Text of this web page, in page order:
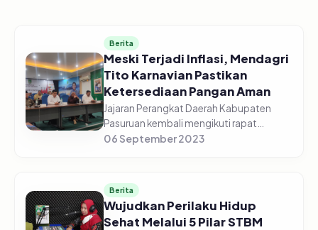
Berita
Meski Terjadi Inflasi, Mendagri
Tito Karnavian Pastikan
Ketersediaan Pangan Aman
Jajaran Perangkat Daerah Kabupaten
Pasuruan kembali mengikuti rapat
koordinasi pengendalian inflasi daerah
Dinas...
06 September 2023
Berita
Wujudkan Perilaku Hidup
Sehat Melalui 5 Pilar STBM